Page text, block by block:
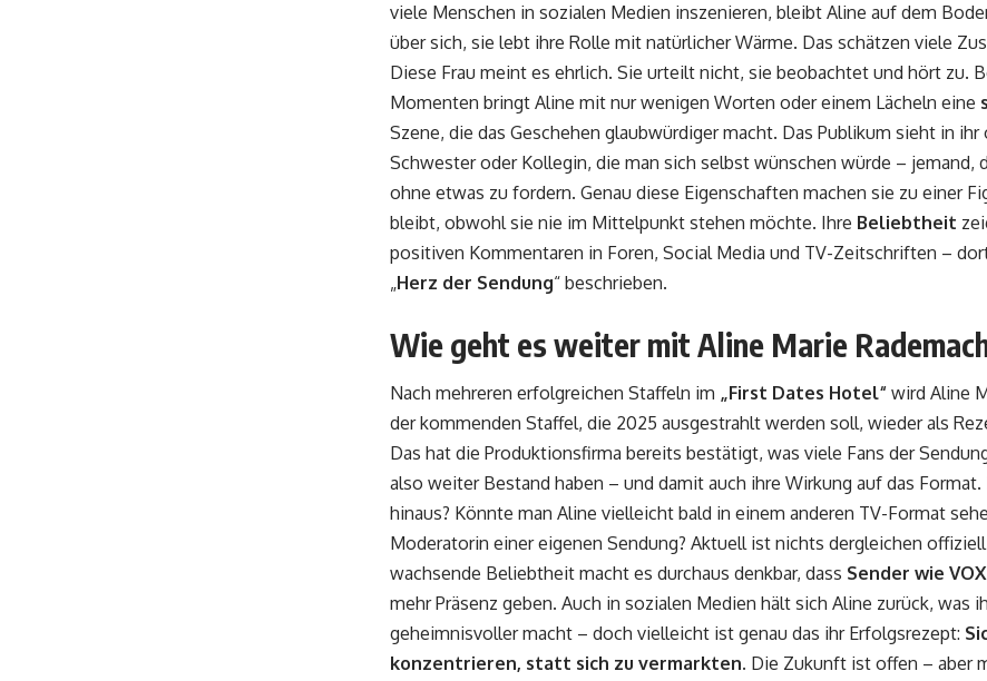
viele Menschen in sozialen Medien inszenieren, bleibt Aline auf dem
über sich, sie lebt ihre Rolle mit natürlicher Wärme. Das schätzen viele
Diese Frau meint es ehrlich. Sie urteilt nicht, sie beobachtet und hört zu.
Momenten bringt Aline mit nur wenigen Worten oder einem Lächeln eine
Szene, die das Geschehen glaubwürdiger macht. Das Publikum sieht in
Schwester oder Kollegin, die man sich selbst wünschen würde – jemand,
ohne etwas zu fordern. Genau diese Eigenschaften machen sie zu einer
bleibt, obwohl sie nie im Mittelpunkt stehen möchte. Ihre Beliebtheit
positiven Kommentaren in Foren, Social Media und TV-Zeitschriften –
„Herz der Sendung“ beschrieben.
Wie geht es weiter mit Aline Marie
Nach mehreren erfolgreichen Staffeln im „First Dates Hotel“ wird Aline
der kommenden Staffel, die 2025 ausgestrahlt werden soll, wieder als
Das hat die Produktionsfirma bereits bestätigt, was viele Fans der
also weiter Bestand haben – und damit auch ihre Wirkung auf das
hinaus? Könnte man Aline vielleicht bald in einem anderen TV-Format
Moderatorin einer eigenen Sendung? Aktuell ist nichts dergleichen
wachsende Beliebtheit macht es durchaus denkbar, dass Sender wie
mehr Präsenz geben. Auch in sozialen Medien hält sich Aline zurück, was
geheimnisvoller macht – doch vielleicht ist genau das ihr Erfolgsrezept:
konzentrieren, statt sich zu vermarkten. Die Zukunft ist offen – aber